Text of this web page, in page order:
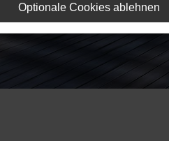
Optionale Cookies ablehnen